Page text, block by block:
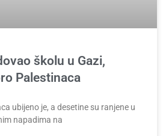
školu u Gazi,
Palestinaca
ubijeno je, a desetine su ranjene u
napadima na